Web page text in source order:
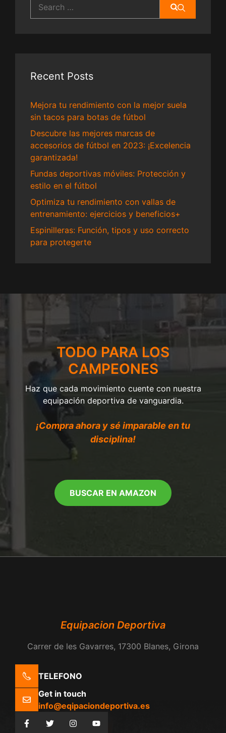
for:
Recent Posts
Mejora tu rendimiento con la mejor suela
sin tacos para botas de fútbol
Descubre las mejores marcas de
accesorios de fútbol en 2023: ¡Excelencia
garantizada!
Fundas deportivas móviles: Protección y
estilo en el fútbol
Optimiza tu rendimiento con vallas de
entrenamiento: ejercicios y beneficios+
Espinilleras: Función, tipos y uso correcto
para protegerte
TODO PARA LOS
CAMPEONES
Haz que cada movimiento cuente con nuestra
equipación deportiva de vanguardia.
¡Compra ahora y sé imparable en tu
disciplina!
BUSCAR EN AMAZON
Equipacion Deportiva
Carrer de les Gavarres, 17300 Blanes, Girona
TELEFONO
Get in touch
info@eqipaciondeportiva.es